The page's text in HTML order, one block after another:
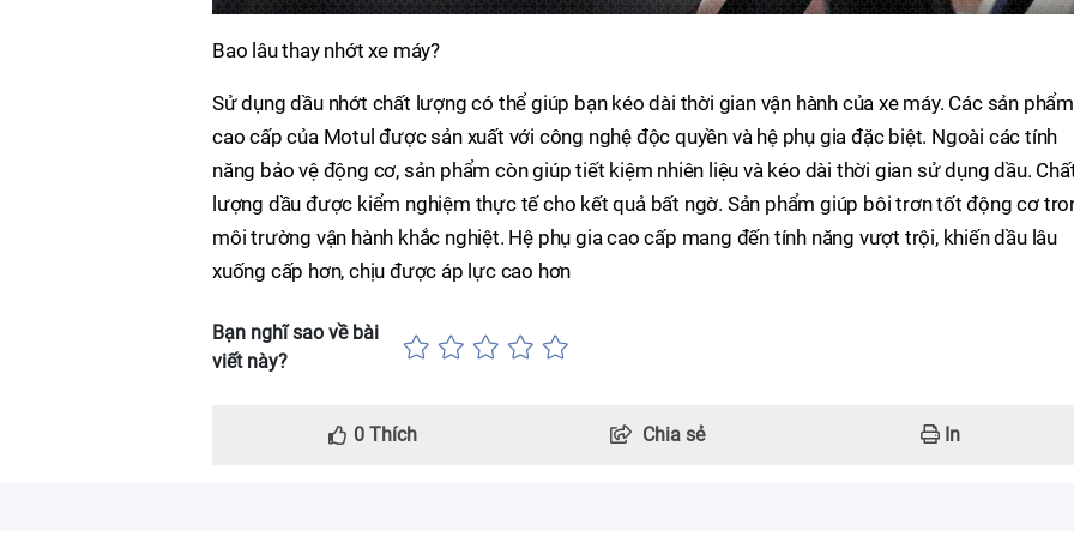
Bao lâu thay nhớt xe máy?
Sử dụng dầu nhớt chất lượng có thể giúp bạn kéo dài thời gian vận hành của xe máy. Các sản phẩm
cao cấp của Motul được sản xuất với công nghệ độc quyền và hệ phụ gia đặc biệt. Ngoài các tính
năng bảo vệ động cơ, sản phẩm còn giúp tiết kiệm nhiên liệu và kéo dài thời gian sử dụng dầu.
lượng dầu được kiểm nghiệm thực tế cho kết quả bất ngờ. Sản phẩm giúp bôi trơn tốt động cơ
môi trường vận hành khắc nghiệt. Hệ phụ gia cao cấp mang đến tính năng vượt trội, khiến dầu lâu
xuống cấp hơn, chịu được áp lực cao hơn
Bạn nghĩ sao về bài
viết này?
0 Thích Chia sẻ In